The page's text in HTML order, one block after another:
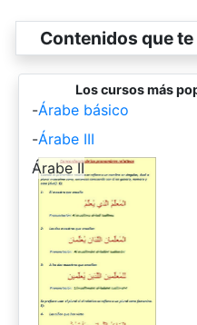
Contenidos que
Los cursos más
-Árabe básico
-Árabe III
-
Árabe II